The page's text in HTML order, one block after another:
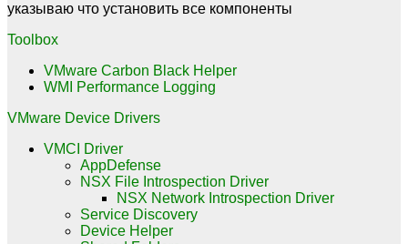
указываю что установить все компоненты
Toolbox
VMware Carbon Black Helper
WMI Performance Logging
VMware Device Drivers
VMCI Driver
AppDefense
NSX File Introspection Driver
NSX Network Introspection Driver
Service Discovery
Device Helper